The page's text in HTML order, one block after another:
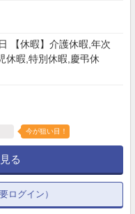
【休暇】介護休暇,年次
休暇,特別休暇,慶弔休
今が狙い目！
る
ログイン）